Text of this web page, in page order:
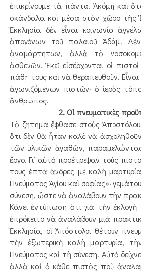
ἐπικρίνουμε τὰ πάντα. Ἀκόμη καὶ
σκάνδαλα καὶ μέσα στὸν χῶρο τῆς
Ἐκκλησία δὲν εἶναι κοινωνία
ἀπογόνων τοῦ παλαιοῦ Ἀδάμ.
ἀναμάρτητων, ἀλλὰ τὸ
ἀσθενῶν. Ἐκεῖ εἰσέρχονται οἱ
πάθη τους καὶ νὰ θεραπευθοῦν.
ἀγωνιζόμενων πιστῶν· ὁ ἱερὸς
ἄνθρωπος.
2. Οἱ πνευματικὲς
Τὸ ζήτημα ἔφθασε στοὺς
ὅτι δὲν θὰ ἦταν καλὸ νὰ ἀσχοληθοῦν
τῶν ὑλικῶν ἀγαθῶν,
ἔργο. Γι᾿ αὐτὸ προέτρεψαν τοὺς
τους ἑπτὰ ἄνδρες μὲ καλὴ
Πνεύματος Ἁγίου καὶ σοφίας»·
σύνεση, ὥστε νὰ ἀναλάβουν τὴν
Κάνει ἐντύπωση ὅτι γιὰ τὴν
ἐπρόκειτο νὰ ἀναλάβουν μιὰ
Ἐκκλησία, οἱ Ἀπόστολοι θέτουν
τὴν ἐξωτερικὴ καλὴ μαρτυρία,
Πνεύματος καὶ τὴ σύνεση. Αὐτὸ
ἀλλὰ καὶ ὁ κάθε πιστὸς ποὺ